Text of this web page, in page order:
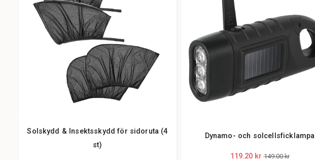
Solskydd & Insektsskydd för sidoruta (4
st)
Dynamo- och solcellsficklampa
119.20 kr 149.00 kr